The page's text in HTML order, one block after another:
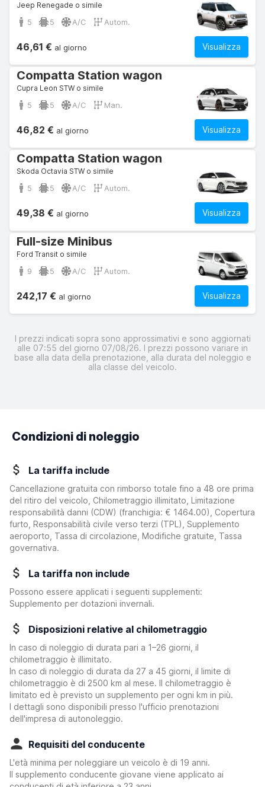
Jeep Renegade o simile
5 5 A/C Autom.
Visualizza
46,61 € al giorno
Compatta Station wagon
Cupra Leon STW o simile
5 5 A/C Man.
Visualizza
46,82 € al giorno
Compatta Station wagon
Skoda Octavia STW o simile
5 5 A/C Autom.
Visualizza
49,38 € al giorno
Full-size Minibus
Ford Transit o simile
9 5 A/C Autom.
Visualizza
242,17 € al giorno
I prezzi indicati sopra sono approssimativi e sono aggiornati
alle 07:55 del giorno 07/08/26. I prezzi possono variare in
base alla data della prenotazione, alla durata del noleggio e
alla classe del veicolo.
Condizioni di noleggio
La tariffa include
Cancellazione gratuita con rimborso totale fino a 48 ore prima
del ritiro del veicolo, Chilometraggio illimitato, Limitazione
responsabilità danni (CDW) (franchigia: € 1464.00)
, Copertura
furto, Responsabilità civile verso terzi (TPL), Supplemento
aeroporto, Tassa di circolazione, Modifiche gratuite, Tassa
governativa.
La tariffa non include
Possono essere applicati i seguenti supplementi:
Supplemento per dotazioni invernali.
Disposizioni relative al chilometraggio
In caso di noleggio di durata pari a 1–26 giorni, il
chilometraggio è illimitato.
In caso di noleggio di durata da 27 a 45 giorni, il limite di
chilometraggio è di 2500 km al mese. Il chilometraggio è
limitato ed è previsto un supplemento per ogni km in più.
I dettagli sono disponibili presso l'ufficio prenotazioni
dell'impresa di autonoleggio.
Requisiti del conducente
L'età minima per noleggiare un veicolo è di 19 anni.
Il supplemento conducente giovane viene applicato ai